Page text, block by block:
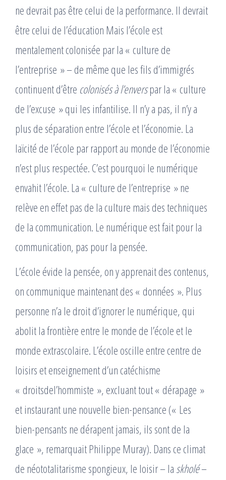
ne devrait pas être celui de la performance. Il devrait
être celui de l’éducation Mais l’école est
mentalement colonisée par la « culture de
l’entreprise » – de même que les fils d’immigrés
continuent d’être colonisés à l’enverspar la « culture
de l’excuse » qui les infantilise. Il n’y a pas, il n’y a
plus de séparation entre l’école et l’économie. La
laïcité de l’école par rapport au monde de l’économie
n’est plus respectée. C’est pourquoi le numérique
envahit l’école. La « culture de l’entreprise » ne
relève en effet pas de la culture mais des techniques
de la communication. Le numérique est fait pour la
communication, pas pour la pensée.
L’école évide la pensée, on y apprenait des contenus,
on communique maintenant des « données ». Plus
personne n’a le droit d’ignorer le numérique, qui
abolit la frontière entre le monde de l’école et le
monde extrascolaire. L’école oscille entre centre de
loisirs et enseignement d’un catéchisme
« droitsdel’hommiste », excluant tout « dérapage »
et instaurant une nouvelle bien-pensance (« Les
bien-pensants ne dérapent jamais, ils sont de la
glace », remarquait Philippe Muray). Dans ce climat
de néototalitarisme spongieux, le loisir – la skholé–